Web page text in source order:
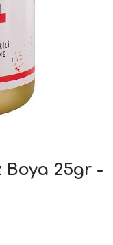
Boya 25gr -